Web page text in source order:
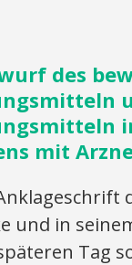
des
mit
und in
Tag